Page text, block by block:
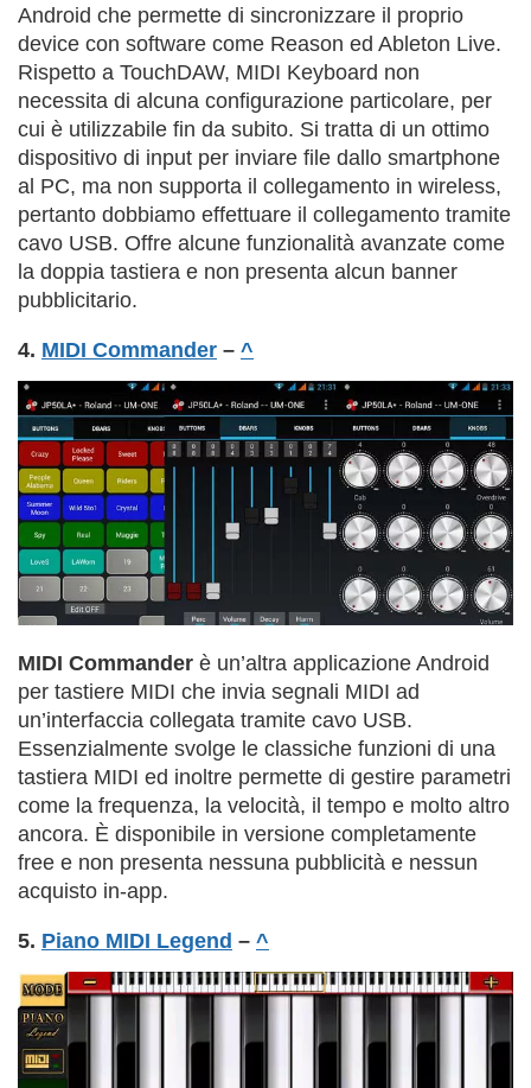
Android che permette di sincronizzare il proprio
device con software come Reason ed Ableton Live.
Rispetto a TouchDAW, MIDI Keyboard non
necessita di alcuna configurazione particolare, per
cui è utilizzabile fin da subito. Si tratta di un ottimo
dispositivo di input per inviare file dallo smartphone
al PC, ma non supporta il collegamento in wireless,
pertanto dobbiamo effettuare il collegamento tramite
cavo USB. Offre alcune funzionalità avanzate come
la doppia tastiera e non presenta alcun banner
pubblicitario.
4. MIDI Commander – ^
MIDI Commander è un’altra applicazione Android
per tastiere MIDI che invia segnali MIDI ad
un’interfaccia collegata tramite cavo USB.
Essenzialmente svolge le classiche funzioni di una
tastiera MIDI ed inoltre permette di gestire parametri
come la frequenza, la velocità, il tempo e molto altro
ancora. È disponibile in versione completamente
free e non presenta nessuna pubblicità e nessun
acquisto in-app.
5. Piano MIDI Legend – ^